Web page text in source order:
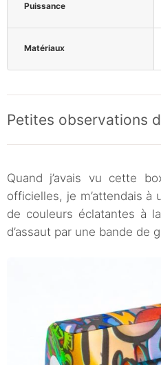
Puissance
Matériaux
Petites observations
Quand j’avais vu cette
officielles, je m’attendais
de couleurs éclatantes à
d’assaut par une bande de